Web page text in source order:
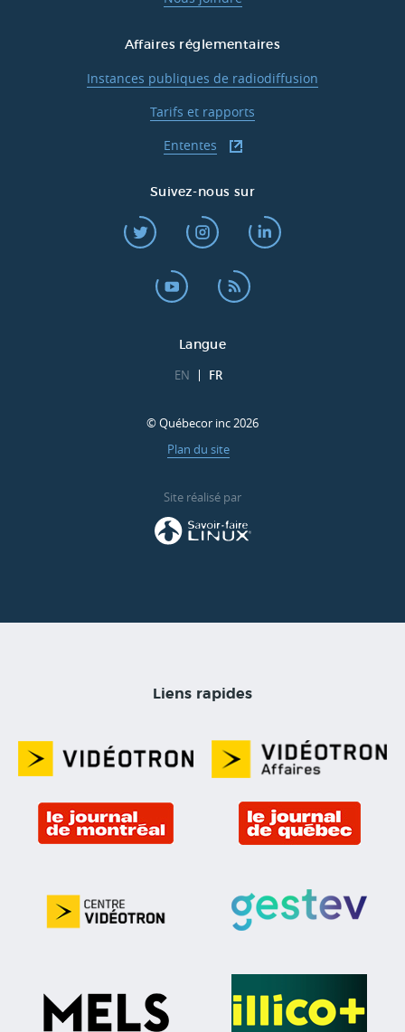
Affaires réglementaires
Instances publiques de radiodiffusion
Tarifs et rapports
Ententes
Suivez-nous sur
Langue
EN FR
© Québecor inc 2026
Plan du site
Site réalisé par
Liens rapides